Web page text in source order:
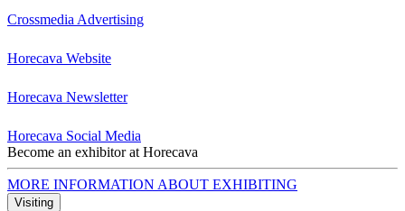
Crossmedia Advertising
Horecava Website
Horecava Newsletter
Horecava Social Media
Become an exhibitor at Horecava
MORE INFORMATION ABOUT EXHIBITING
Visiting